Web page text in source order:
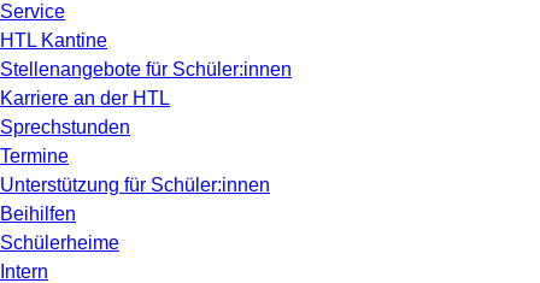
Service
HTL Kantine
Stellenangebote für Schüler:innen
Karriere an der HTL
Sprechstunden
Termine
Unterstützung für Schüler:innen
Beihilfen
Schülerheime
Intern